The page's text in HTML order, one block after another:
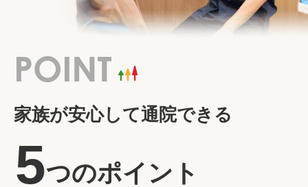
家族が安心して通院できる
5つのポイント